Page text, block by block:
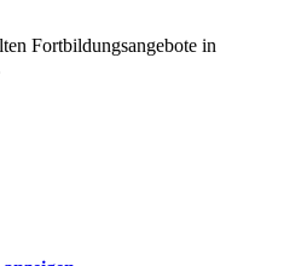
Fortbildungsangebote in